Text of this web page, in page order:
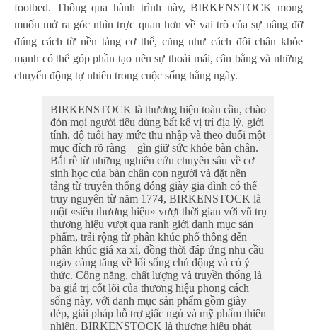
footbed. Thông qua hành trình này, BIRKENSTOCK mong
muốn mở ra góc nhìn trực quan hơn về vai trò của sự nâng đỡ
đúng cách từ nền tảng cơ thể, cũng như cách đôi chân khỏe
mạnh có thể góp phần tạo nên sự thoải mái, cân bằng và những
chuyển động tự nhiên trong cuộc sống hằng ngày.
BIRKENSTOCK là thương hiệu toàn cầu, chào
đón mọi người tiêu dùng bất kể vị trí địa lý, giới
tính, độ tuổi hay mức thu nhập và theo đuổi một
mục đích rõ ràng – gìn giữ sức khỏe bàn chân.
Bắt rễ từ những nghiên cứu chuyên sâu về cơ
sinh học của bàn chân con người và đặt nền
tảng từ truyền thống đóng giày gia đình có thể
truy nguyên từ năm 1774, BIRKENSTOCK là
một «siêu thương hiệu» vượt thời gian với vũ trụ
thương hiệu vượt qua ranh giới danh mục sản
phẩm, trải rộng từ phân khúc phổ thông đến
phân khúc giá xa xỉ, đồng thời đáp ứng nhu cầu
ngày càng tăng về lối sống chủ động và có ý
thức. Công năng, chất lượng và truyền thống là
ba giá trị cốt lõi của thương hiệu phong cách
sống này, với danh mục sản phẩm gồm giày
dép, giải pháp hỗ trợ giấc ngủ và mỹ phẩm thiên
nhiên. BIRKENSTOCK là thương hiệu phát